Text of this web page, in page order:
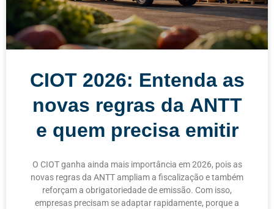
CIOT 2026: Entenda as
novas regras da ANTT
e quem precisa emitir
O CIOT ganha ainda mais importância em 2026, pois as
novas regras da ANTT ampliam a fiscalização e também
reforçam a obrigatoriedade de emissão. Com isso,
empresas precisam se adaptar rapidamente, porque a